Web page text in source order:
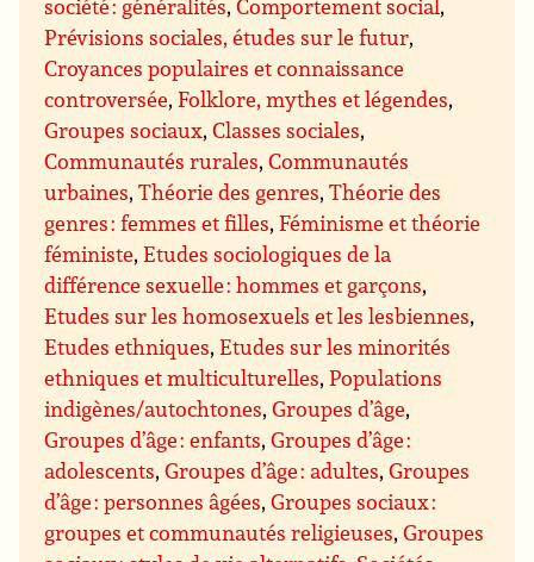
société : généralités,Comportement social,
Prévisions sociales, études sur le futur,
Croyances populaires et connaissance
controversée,Folklore, mythes et légendes,
Groupes sociaux,Classes sociales,
Communautés rurales,Communautés
urbaines,Théorie des genres,Théorie des
genres : femmes et filles,Féminisme et théorie
féministe,Etudes sociologiques de la
différence sexuelle : hommes et garçons,
Etudes sur les homosexuels et les lesbiennes,
Etudes ethniques,Etudes sur les minorités
ethniques et multiculturelles,Populations
indigènes/autochtones,Groupes d’âge,
Groupes d’âge : enfants,Groupes d’âge :
adolescents,Groupes d’âge : adultes,Groupes
d’âge : personnes âgées,Groupes sociaux :
groupes et communautés religieuses,Groupes